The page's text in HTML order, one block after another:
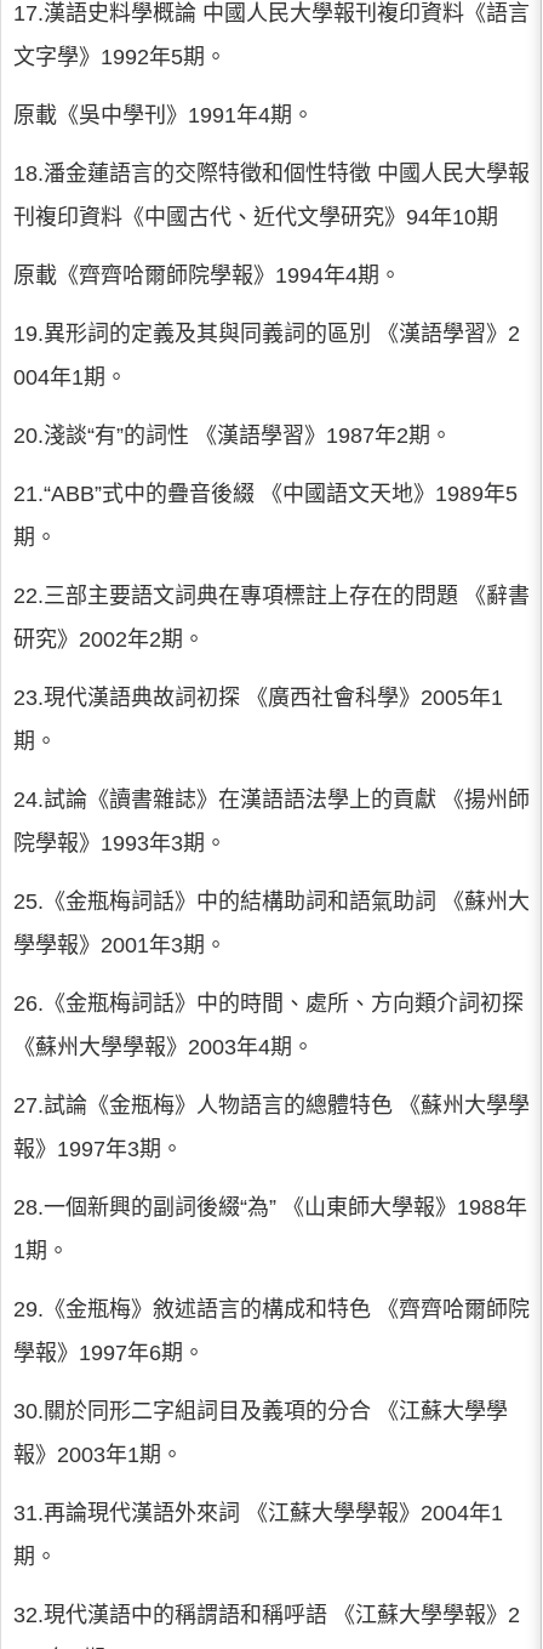
17.漢語史料學概論 中國人民大學報刊複印資料《語言
文字學》1992年5期。
原載《吳中學刊》1991年4期。
18.潘金蓮語言的交際特徵和個性特徵 中國人民大學報
刊複印資料《中國古代、近代文學研究》94年10期
原載《齊齊哈爾師院學報》1994年4期。
19.異形詞的定義及其與同義詞的區別 《漢語學習》2
004年1期。
20.淺談“有”的詞性 《漢語學習》1987年2期。
21.“ABB”式中的疊音後綴 《中國語文天地》1989年5
期。
22.三部主要語文詞典在專項標註上存在的問題 《辭書
研究》2002年2期。
23.現代漢語典故詞初探 《廣西社會科學》2005年1
期。
24.試論《讀書雜誌》在漢語語法學上的貢獻 《揚州師
院學報》1993年3期。
25.《金瓶梅詞話》中的結構助詞和語氣助詞 《蘇州大
學學報》2001年3期。
26.《金瓶梅詞話》中的時間、處所、方向類介詞初探
《蘇州大學學報》2003年4期。
27.試論《金瓶梅》人物語言的總體特色 《蘇州大學學
報》1997年3期。
28.一個新興的副詞後綴“為” 《山東師大學報》1988年
1期。
29.《金瓶梅》敘述語言的構成和特色 《齊齊哈爾師院
學報》1997年6期。
30.關於同形二字組詞目及義項的分合 《江蘇大學學
報》2003年1期。
31.再論現代漢語外來詞 《江蘇大學學報》2004年1
期。
32.現代漢語中的稱謂語和稱呼語 《江蘇大學學報》2